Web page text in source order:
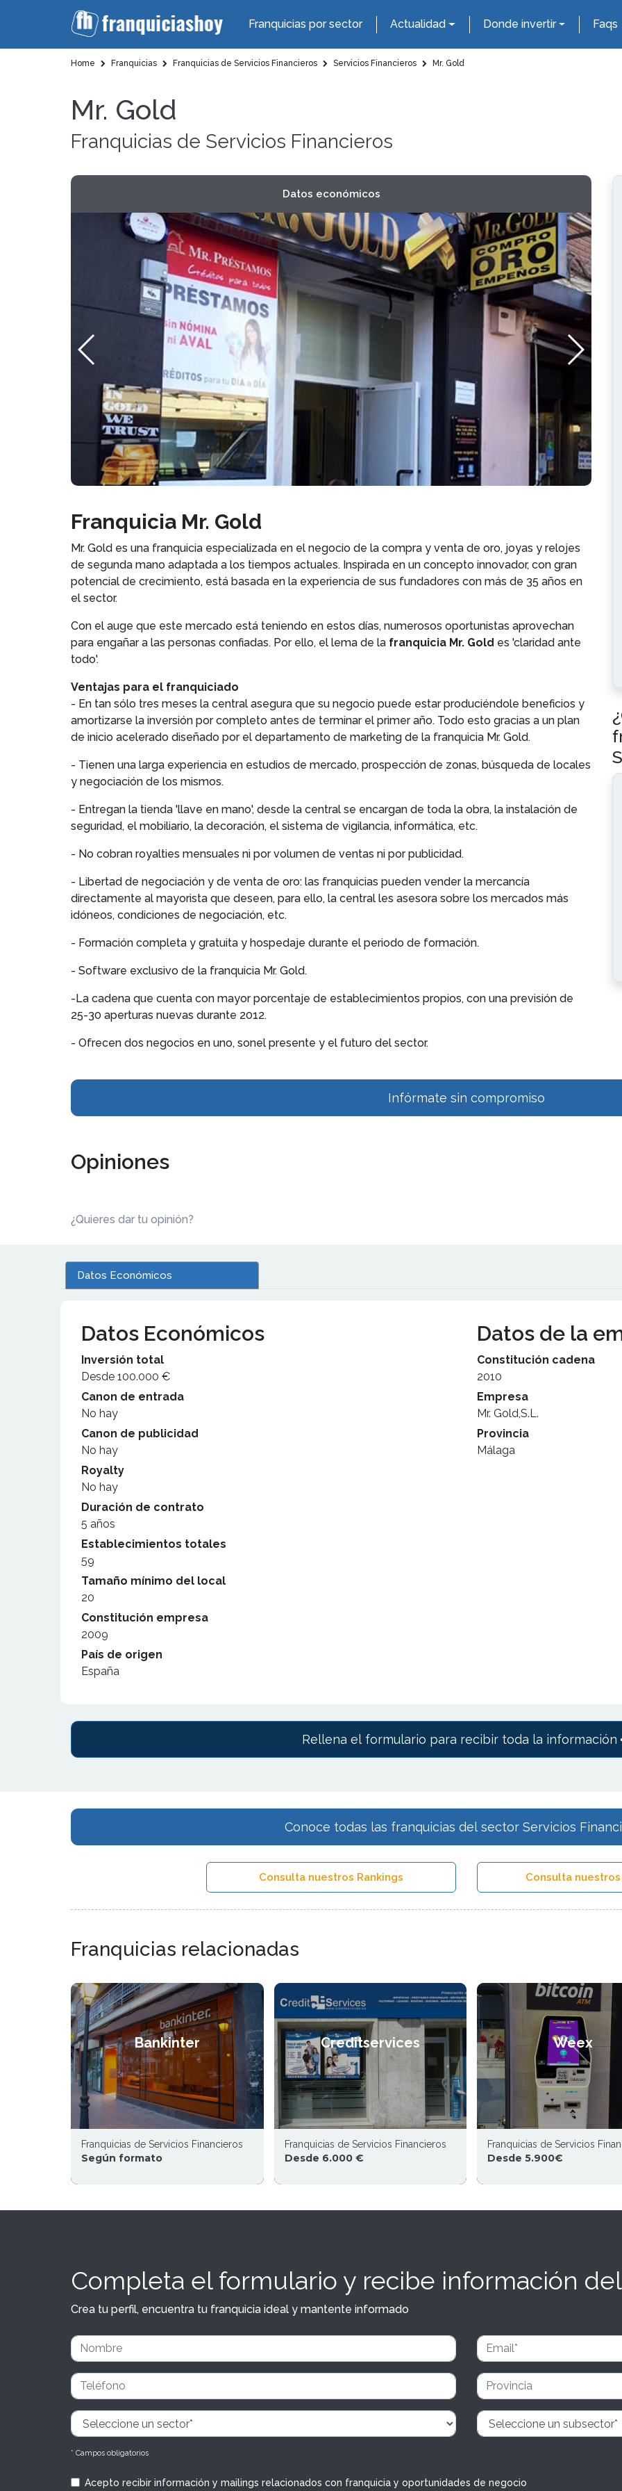
Franquicias por sector Actualidad Donde invertir Faqs
Home Franquicias Franquicias de Servicios Financieros Servicios Financieros Mr. Gold
Mr. Gold
Franquicias de Servicios Financieros
Datos económicos
Franquicia Mr. Gold
Mr. Gold es una franquicia especializada en el negocio de la compra y venta de oro, joyas y relojes
de segunda mano adaptada a los tiempos actuales. Inspirada en un concepto innovador, con gran
potencial de crecimiento, está basada en la experiencia de sus fundadores con más de 35 años en
el sector.
Con el auge que este mercado está teniendo en estos días, numerosos oportunistas aprovechan
para engañar a las personas confiadas. Por ello, el lema de la franquicia Mr. Gold es 'claridad ante
todo'.
Ventajas para el franquiciado
- En tan sólo tres meses la central asegura que su negocio puede estar produciéndole beneficios y
amortizarse la inversión por completo antes de terminar el primer año. Todo esto gracias a un plan
de inicio acelerado diseñado por el departamento de marketing de la franquicia Mr. Gold.
- Tienen una larga experiencia en estudios de mercado, prospección de zonas, búsqueda de locales
y negociación de los mismos.
- Entregan la tienda 'llave en mano', desde la central se encargan de toda la obra, la instalación de
seguridad, el mobiliario, la decoración, el sistema de vigilancia, informática, etc.
- No cobran royalties mensuales ni por volumen de ventas ni por publicidad.
- Libertad de negociación y de venta de oro: las franquicias pueden vender la mercancía
directamente al mayorista que deseen, para ello, la central les asesora sobre los mercados más
idóneos, condiciones de negociación, etc.
- Formación completa y gratuita y hospedaje durante el periodo de formación.
- Software exclusivo de la franquicia Mr. Gold.
-La cadena que cuenta con mayor porcentaje de establecimientos propios, con una previsión de
25-30 aperturas nuevas durante 2012.
- Ofrecen dos negocios en uno, sonel presente y el futuro del sector.
Infórmate sin compromiso
Opiniones
¿Quieres dar tu opinión?
Datos Económicos
Datos Económicos
Inversión total
Desde 100.000 €
Canon de entrada
No hay
Canon de publicidad
No hay
Royalty
No hay
Duración de contrato
5 años
Establecimientos totales
59
Tamaño mínimo del local
20
Constitución empresa
2009
País de origen
España
Datos de la
Constitución cadena
2010
Empresa
Mr. Gold,S.L.
Provincia
Málaga
Rellena el formulario para recibir toda la información
Conoce todas las franquicias del sector Servicios
Consulta nuestros Rankings Consulta
Franquicias relacionadas
Bankinter
Franquicias de Servicios Financieros
Según formato
Creditservices
Franquicias de Servicios Financieros
Desde 6.000 €
Weex
Franquicias de Servicios
Desde 5.900€
Completa el formulario y recibe información
Crea tu perfil, encuentra tu franquicia ideal y mantente informado
* Campos obligatorios
Acepto recibir información y mailings relacionados con franquicia y oportunidades de negocio